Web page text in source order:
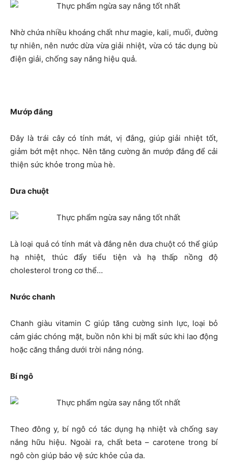
Nhờ chứa nhiều khoáng chất như magie, kali, muối, đường
tự nhiên, nên nước dừa vừa giải nhiệt, vừa có tác dụng bù
điện giải, chống say nắng hiệu quả.
Mướp đắng
Đây là trái cây có tính mát, vị đắng, giúp giải nhiệt tốt,
giảm bớt mệt nhọc. Nên tăng cường ăn mướp đắng để cải
thiện sức khỏe trong mùa hè.
Dưa chuột
Là loại quả có tính mát và đắng nên dưa chuột có thể giúp
hạ nhiệt, thúc đẩy tiểu tiện và hạ thấp nồng độ
cholesterol trong cơ thể…
Nước chanh
Chanh giàu vitamin C giúp tăng cường sinh lực, loại bỏ
cảm giác chóng mặt, buồn nôn khi bị mất sức khi lao động
hoặc căng thẳng dưới trời nắng nóng.
Bí ngô
Theo đông y, bí ngô có tác dụng hạ nhiệt và chống say
nắng hữu hiệu. Ngoài ra, chất beta – carotene trong bí
ngô còn giúp bảo vệ sức khỏe của da.